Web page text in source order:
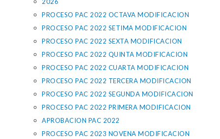
PROCESO PAC 2022 OCTAVA MODIFICACION
PROCESO PAC 2022 SETIMA MODIFICACION
PROCESO PAC 2022 SEXTA MODIFICACION
PROCESO PAC 2022 QUINTA MODIFICACION
PROCESO PAC 2022 CUARTA MODIFICACION
PROCESO PAC 2022 TERCERA MODIFICACION
PROCESO PAC 2022 SEGUNDA MODIFICACION
PROCESO PAC 2022 PRIMERA MODIFICACION
APROBACION PAC 2022
PROCESO PAC 2023 NOVENA MODIFICACION